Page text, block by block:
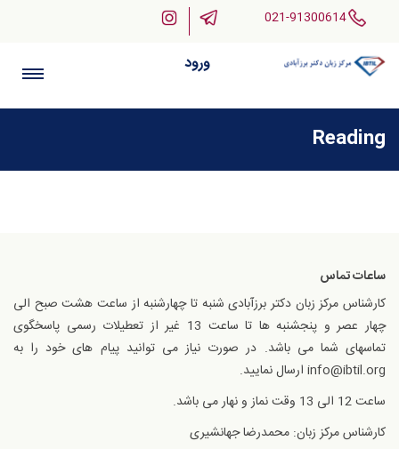
021-91300614
ورود
Reading
ساعات تماس
کارشناس مرکز زبان دکتر برزآبادی شنبه تا چهارشنبه از ساعت هشت صبح الی
چهار عصر و پنجشنبه ها تا ساعت 13 غیر از تعطیلات رسمی پاسخگوی
تماسهای شما می باشد. در صورت نیاز می توانید پیام های خود را به
info@ibtil.org ارسال نمایید.
ساعت 12 الی 13 وقت نماز و نهار می باشد.
کارشناس مرکز زبان: محمدرضا جهانشیری